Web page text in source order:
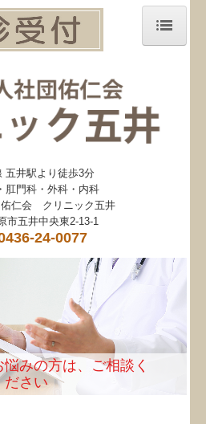
五井駅より徒歩3分
肛門科・外科・内科
佑仁会 クリニック五井
市五井中央東2-13-1
24-0077
みの方は、ご相談く
ださい